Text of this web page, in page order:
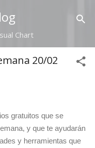
Chart
20/02
gratuitos que se
y que te ayudarán
y herramientas que